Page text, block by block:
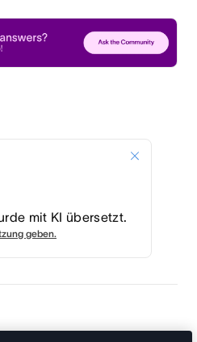
mit KI übersetzt.
geben.